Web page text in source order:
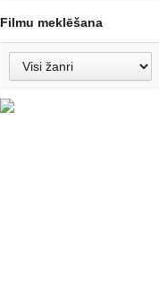
Filmu meklēšana